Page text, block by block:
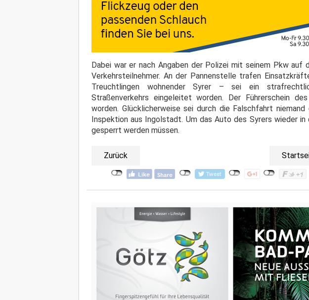
Dabei war er nach Angaben der Polizei mit seinem Pkw auf
Verkehrsteilnehmer. An der Pannenstelle trafen
Treuchtlingen wohnender Syrer – sei ein
Straßenverkehrs eingeleitet worden. Der Führerschein
worden. Glücklicherweise sei durch die Falschfahrt
Inspektion aus Ingolstadt. Um das Auto des Syrers wieder
gesperrt werden müssen.
Zurück